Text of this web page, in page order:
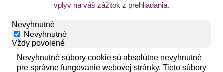
vplyv na váš zážitok z prehliadania.
Nevyhnutné
Nevyhnutné
Vždy povolené
Nevyhnutné súbory cookie sú absolútne nevyhnutné
pre správne fungovanie webovej stránky. Tieto súbory